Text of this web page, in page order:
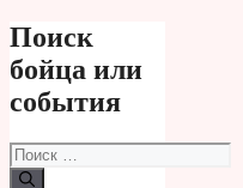
Поиск
бойца или
события
Поиск: